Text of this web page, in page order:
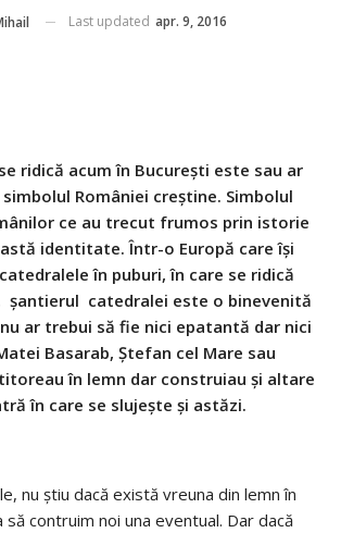
Last updated apr. 9, 2016
ridică acum în București este sau ar
României creștine. Simbolul
ce au trecut frumos prin istorie
identitate. Într-o Europă care își
în puburi, în care se ridică
șantierul catedralei este o binevenită
ar trebui să fie nici epatantă dar nici
Basarab, Ștefan cel Mare sau
în lemn dar construiau și altare
în care se slujește și astăzi.
nu știu dacă există vreuna din lemn în
să contruim noi una eventual. Dar dacă